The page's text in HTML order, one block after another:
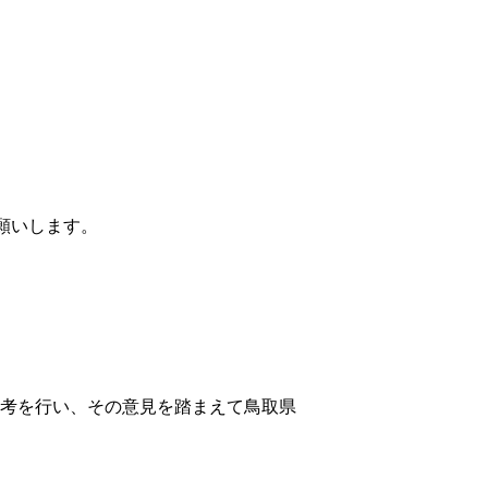
します。
を行い、その意見を踏まえて鳥取県